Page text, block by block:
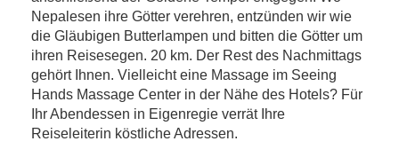
Nepalesen ihre Götter verehren, entzünden wir wie
die Gläubigen Butterlampen und bitten die Götter um
ihren Reisesegen. 20 km. Der Rest des Nachmittags
gehört Ihnen. Vielleicht eine Massage im Seeing
Hands Massage Center in der Nähe des Hotels? Für
Ihr Abendessen in Eigenregie verrät Ihre
Reiseleiterin köstliche Adressen.